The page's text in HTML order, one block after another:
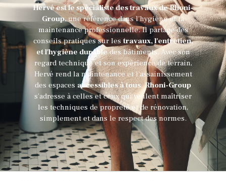
Hervé est le spécialiste des travaux de Rhoni-
Group, une référence dans l'hygiène et la
maintenance professionnelle. Il partage des
conseils pratiques sur les travaux, l'entretien,
et l'hygiène durabledes bâtiments. Avec son
regard technique et son expérience de terrain,
Hervé rend la maintenance et l'assainissement
des espaces accessibles à tous.Rhoni-Group
s’adresse à celles et ceux qui veulent maîtriser
les techniques de propreté et de rénovation,
simplement et dans le respect des normes.